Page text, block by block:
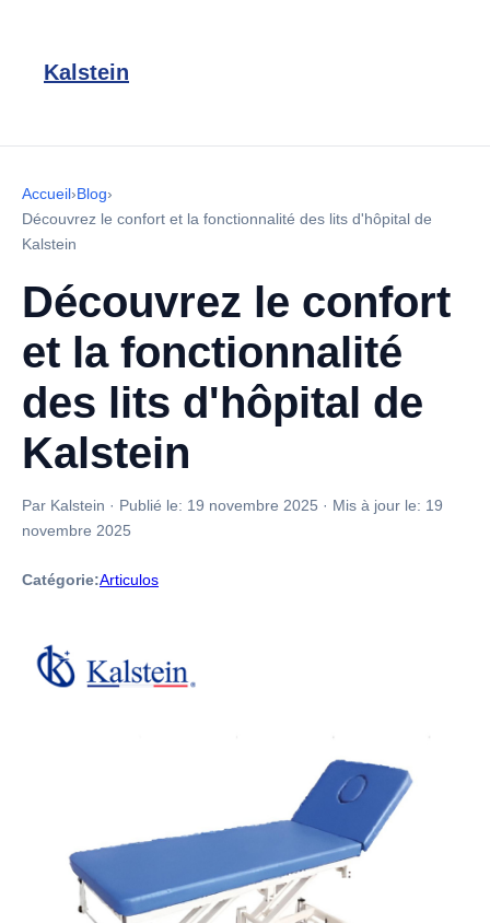
Kalstein
Accueil›Blog›
Découvrez le confort et la fonctionnalité des lits d'hôpital de
Kalstein
Découvrez le confort
et la fonctionnalité
des lits d'hôpital de
Kalstein
Par Kalstein · Publié le: 19 novembre 2025 · Mis à jour le: 19
novembre 2025
Catégorie:Articulos